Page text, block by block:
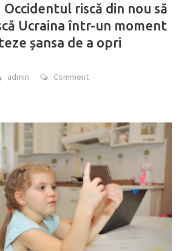
riscă din nou să
Ucraina într-un moment
șansa de a opri
admin Comment